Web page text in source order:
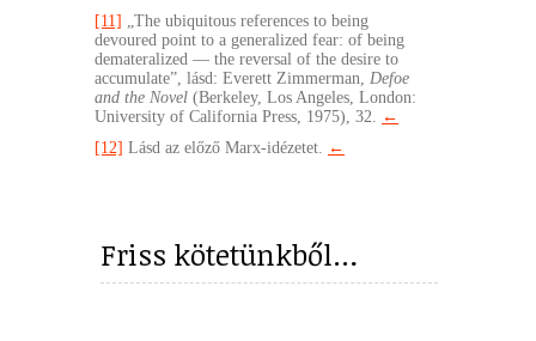
[11]
„The ubiquitous references to being
devoured point to a generalized fear: of being
demateralized — the reversal of the desire to
accumulate”, lásd: Everett Zimmerman, Defoe
and the Novel (Berkeley, Los Angeles, London:
University of California Press, 1975), 32.
←
[12] Lásd az előző Marx-idézetet. ←
Friss kötetünkből…